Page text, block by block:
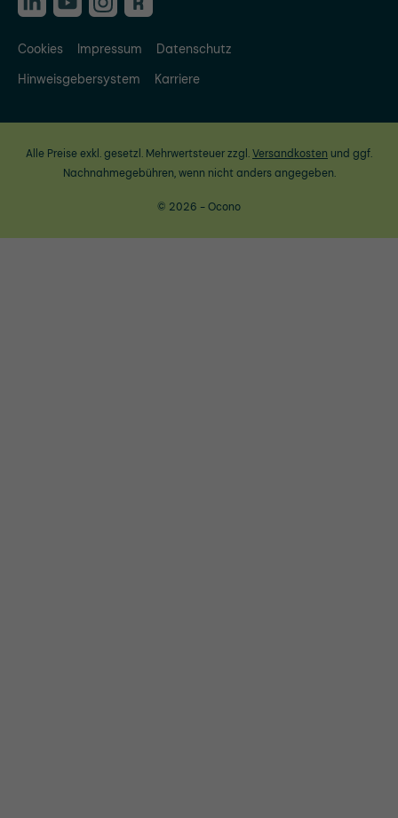
Cookies Impressum
Datenschutz
Hinweisgebersystem
Karriere
Alle Preise exkl. gesetzl. Mehrwertsteuer zzgl.Versandkosten und ggf.
Nachnahmegebühren, wenn nicht anders angegeben.
© 2026 - Ocono